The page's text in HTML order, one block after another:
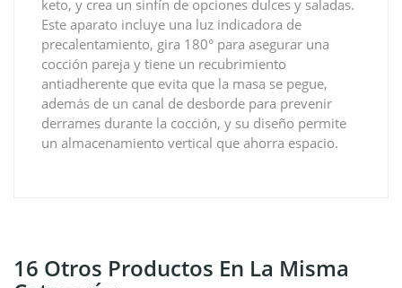
keto, y crea un sinfín de opciones dulces y saladas.
Este aparato incluye una luz indicadora de
precalentamiento, gira 180° para asegurar una
cocción pareja y tiene un recubrimiento
antiadherente que evita que la masa se pegue,
además de un canal de desborde para prevenir
derrames durante la cocción, y su diseño permite
un almacenamiento vertical que ahorra espacio.
16 Otros Productos En La Misma